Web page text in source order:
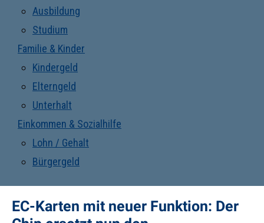
Ausbildung
Studium
Familie & Kinder
Kindergeld
Elterngeld
Unterhalt
Einkommen & Sozialhilfe
Lohn / Gehalt
Bürgergeld
EC-Karten mit neuer Funktion: Der